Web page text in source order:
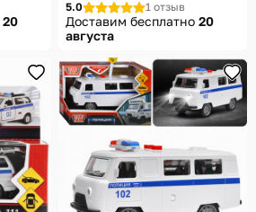
20
5.0
1 отзыв
Доставим бесплатно 20
августа